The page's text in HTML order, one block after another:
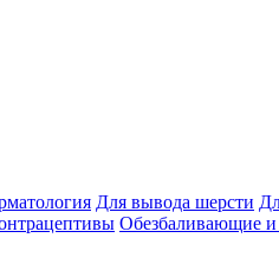
Для вывода шерсти
Обезбаливающие и